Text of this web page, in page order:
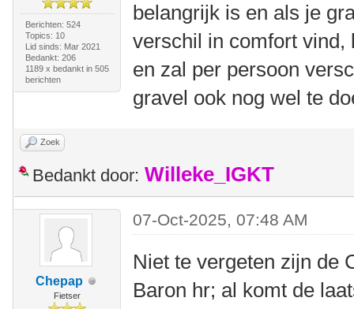
Berichten: 524
Topics: 10
Lid sinds: Mar 2021
Bedankt: 206
1189 x bedankt in 505
berichten
belangrijk is en als je
verschil in comfort vind,
en zal per persoon
gravel ook nog wel te
Zoek
Bedankt door: Willeke_IGKT
Chepap
Fietser
07-Oct-2025, 07:48 AM
Niet te vergeten zijn de
Baron hr; al komt de